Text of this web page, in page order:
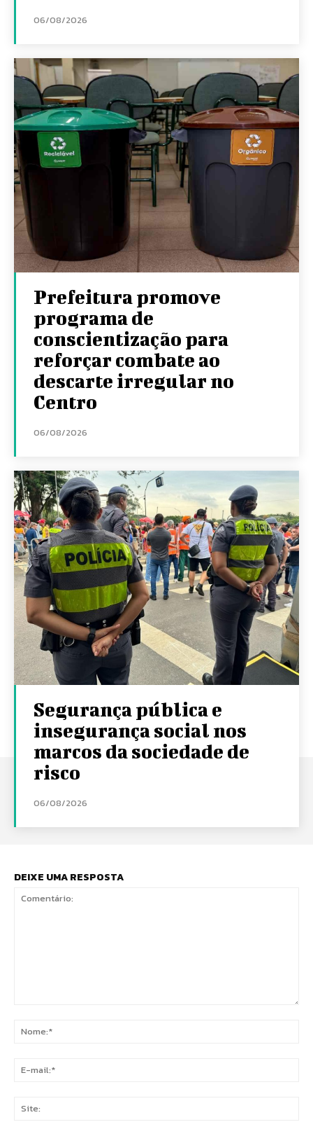
06/08/2026
Prefeitura promove
programa de
conscientização para
reforçar combate ao
descarte irregular no
Centro
06/08/2026
Segurança pública e
insegurança social nos
marcos da sociedade de
risco
06/08/2026
DEIXE UMA RESPOSTA